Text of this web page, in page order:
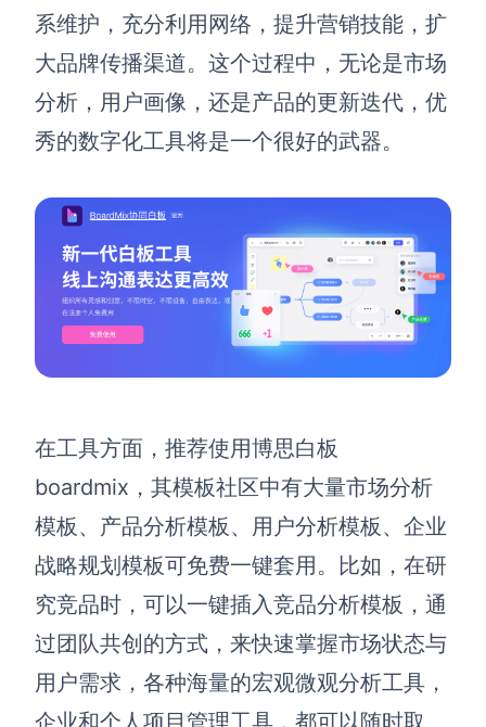
系维护，充分利用网络，提升营销技能， 扩
大品牌传播渠道。 这个过程中，无论是市场
分析，用户画像，还是产品的更新迭代，优
秀的数字化工具将是一个很好的武器。
在工具方面，推荐使用博思白板
boardmix ，其模板社区中有大量市场分析
模板、产品分析模板、用户分析模板、企业
战略规划模板可免费一键套用。
比如，在研
究竞品时，可以一键插入竞品分析模板，通
过团队共创的方式，来快速掌握市场状态与
用户需求，各种海量的宏观微观分析工具，
企业和个人项目管理工具，都可以随时取